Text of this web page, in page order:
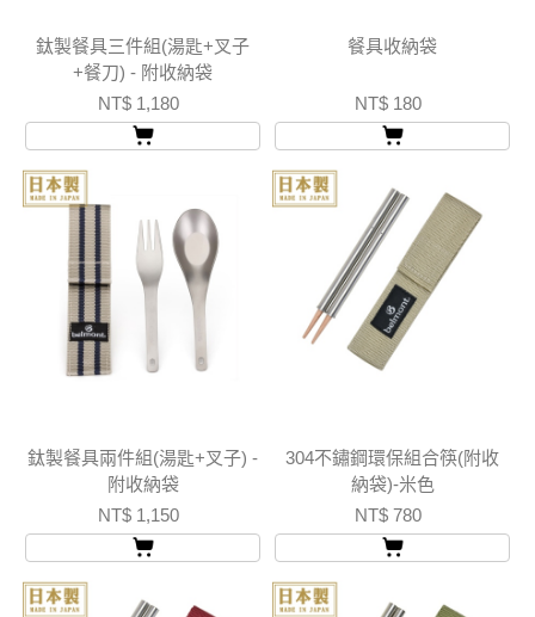
鈦製餐具三件組(湯匙+叉子
+餐刀) - 附收納袋
NT$ 1,180
餐具收納袋
NT$ 180
鈦製餐具兩件組(湯匙+叉子) -
附收納袋
NT$ 1,150
304不鏽鋼環保組合筷(附收
納袋)-米色
NT$ 780